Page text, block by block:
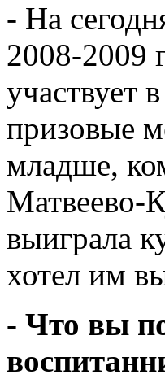
- На
2008-2009
участвует
призовые
младше,
Матвеево-
выиграла
хотел им
- Что вы